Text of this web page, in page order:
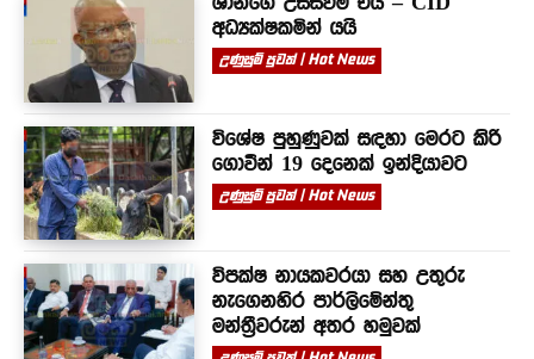
අධ්‍යක්ෂකමින් යයි
උණුසුම් පුවත් | Hot News
විශේෂ පුහුණුවක් සඳහා මෙරට කිරි
ගොවීන් 19 දෙනෙක් ඉන්දියාවට
උණුසුම් පුවත් | Hot News
විපක්ෂ නායකවරයා සහ උතුරු
නැගෙනහිර පාර්ලිමේන්තු
මන්ත්‍රීවරුන් අතර හමුවක්